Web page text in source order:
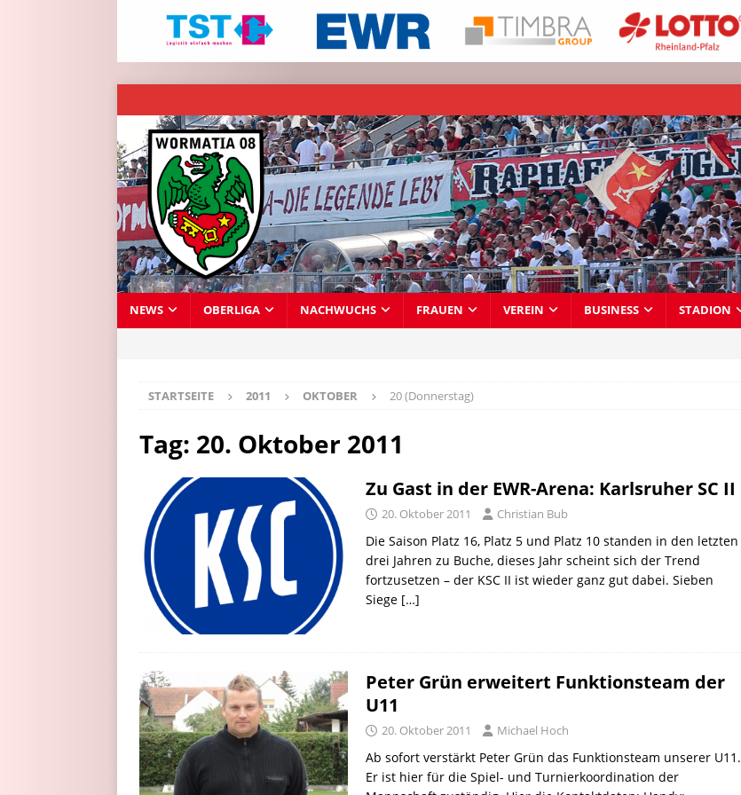
NEWS OBERLIGA NACHWUCHS FRAUEN VEREIN BUSINESS STADION
STARTSEITE 2011 OKTOBER 20 (Donnerstag)
Tag: 20. Oktober 2011
Zu Gast in der EWR-Arena: Karlsruher SC II
20. Oktober 2011 Christian Bub
Die Saison Platz 16, Platz 5 und Platz 10 standen in den letzten
drei Jahren zu Buche, dieses Jahr scheint sich der Trend
fortzusetzen – der KSC II ist wieder ganz gut dabei. Sieben
Siege […]
Peter Grün erweitert Funktionsteam der
U11
20. Oktober 2011 Michael Hoch
Ab sofort verstärkt Peter Grün das Funktionsteam unserer U11.
Er ist hier für die Spiel- und Turnierkoordination der